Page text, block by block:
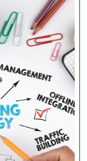
postane
vir
znanja,
je
naslov,
ki
ga
Kotnik
zapiše